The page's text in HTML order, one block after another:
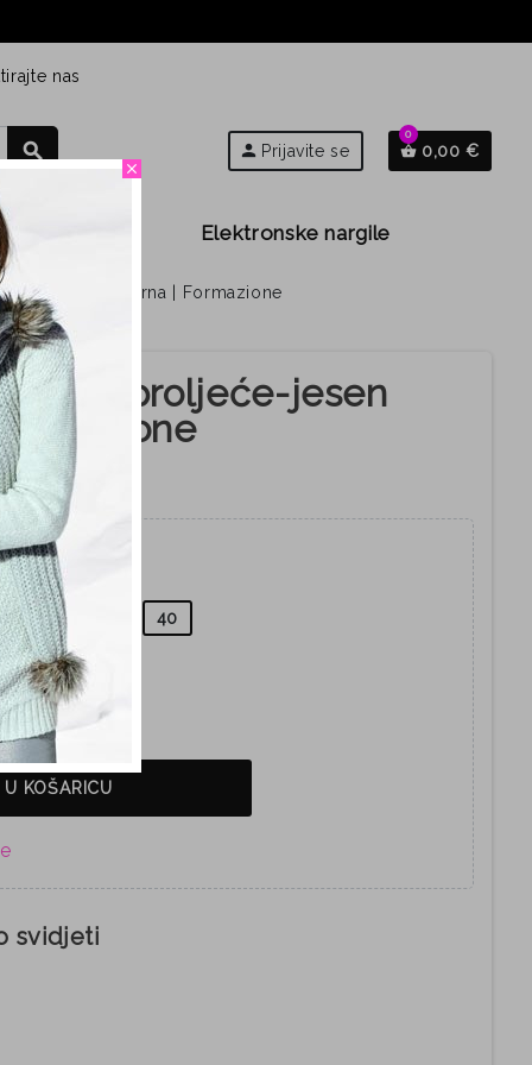
nas
search person Prijavite se shopping_basket
0
0,00 €
Elektronske nargile
jesen 50050 Crna | Formazione
za proljeće-jesen
38 40
KOŠARICU
svidjeti
close